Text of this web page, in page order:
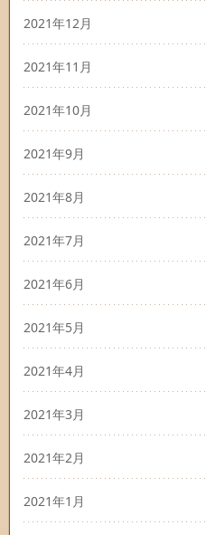
2021年12月
2021年11月
2021年10月
2021年9月
2021年8月
2021年7月
2021年6月
2021年5月
2021年4月
2021年3月
2021年2月
2021年1月